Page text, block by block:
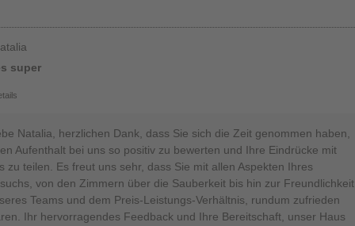
super
Natalia, herzlichen Dank, dass Sie sich die Zeit genommen haben,
Aufenthalt bei uns so positiv zu bewerten und Ihre Eindrücke mit
zu teilen. Es freut uns sehr, dass Sie mit allen Aspekten Ihres
von den Zimmern über die Sauberkeit bis hin zur Freundlichkeit
Teams und dem Preis-Leistungs-Verhältnis, rundum zufrieden
Ihr hervorragendes Feedback und Ihre Bereitschaft, unser Haus